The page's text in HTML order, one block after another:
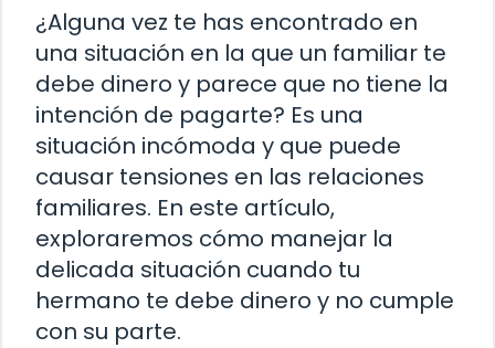
¿Alguna vez te has encontrado en
una situación en la que un familiar te
debe dinero y parece que no tiene la
intención de pagarte? Es una
situación incómoda y que puede
causar tensiones en las relaciones
familiares. En este artículo,
exploraremos cómo manejar la
delicada situación cuando tu
hermano te debe dinero y no cumple
con su parte.